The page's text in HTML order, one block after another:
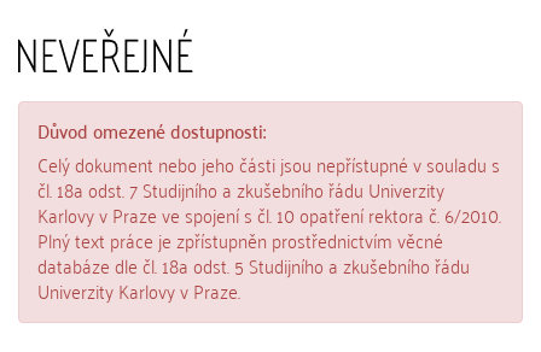
Důvod omezené dostupnosti:
Celý dokument nebo jeho části jsou nepřístupné v souladu s
čl. 18a odst. 7 Studijního a zkušebního řádu Univerzity
Karlovy v Praze ve spojení s čl. 10 opatření rektora č. 6/2010.
Plný text práce je zpřístupněn prostřednictvím věcné
databáze dle čl. 18a odst. 5 Studijního a zkušebního řádu
Univerzity Karlovy v Praze.